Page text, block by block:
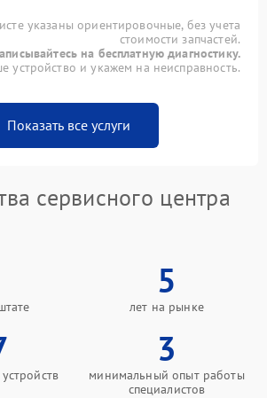
указаны ориентировочные, без учета
стоимости запчастей.
на бесплатную диагностику.
устройство и укажем на неисправность.
Показать все услуги
сервисного центра
5
лет на рынке
3
минимальный опыт работы
специалистов